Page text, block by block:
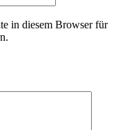
in diesem Browser für